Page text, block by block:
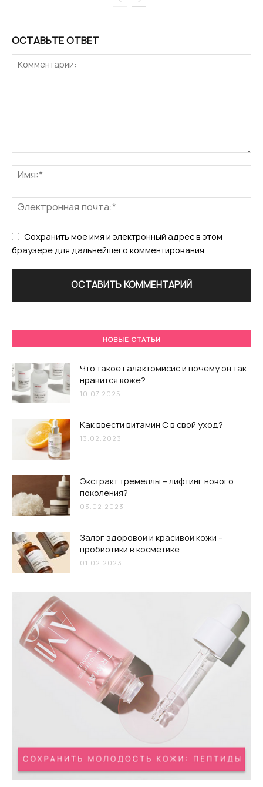
ОСТАВЬТЕ ОТВЕТ
Сохранить мое имя и электронный адрес в этом
браузере для дальнейшего комментирования.
НОВЫЕ СТАТЬИ
Что такое галактомисис и почему он так
нравится коже?
10.07.2025
Как ввести витамин С в свой уход?
13.02.2023
Экстракт тремеллы – лифтинг нового
поколения?
03.02.2023
Залог здоровой и красивой кожи –
пробиотики в косметике
01.02.2023